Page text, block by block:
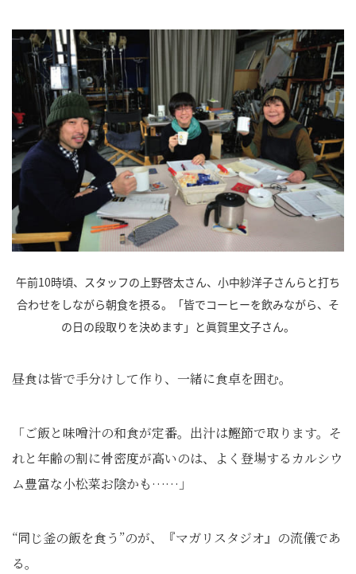
午前10時頃、スタッフの上野啓太さん、小中紗洋子さんらと打ち
合わせをしながら朝食を摂る。「皆でコーヒーを飲みながら、そ
の日の段取りを決めます」と眞賀里文子さん。
昼食は皆で手分けして作り、一緒に食卓を囲む。
「ご飯と味噌汁の和食が定番。出汁は鰹節で取ります。そ
れと年齢の割に骨密度が高いのは、よく登場するカルシウ
ム豊富な小松菜お陰かも……」
“同じ釜の飯を食う”のが、『マガリスタジオ』の流儀であ
る。